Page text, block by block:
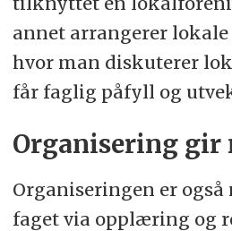
annet arrangerer
hvor man diskuterer
får faglig påfyll og
Organisering gir
Organiseringen er også
faget via opplæring og